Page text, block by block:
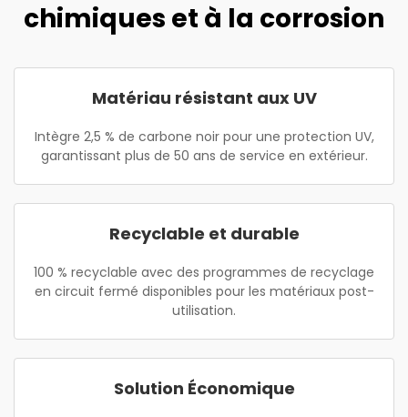
chimiques et à la corrosion
Matériau résistant aux UV
Intègre 2,5 % de carbone noir pour une protection UV,
garantissant plus de 50 ans de service en extérieur.
Recyclable et durable
100 % recyclable avec des programmes de recyclage
en circuit fermé disponibles pour les matériaux post-
utilisation.
Solution Économique